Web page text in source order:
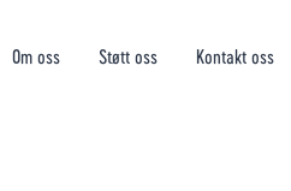
Om oss Støtt oss Kontakt oss